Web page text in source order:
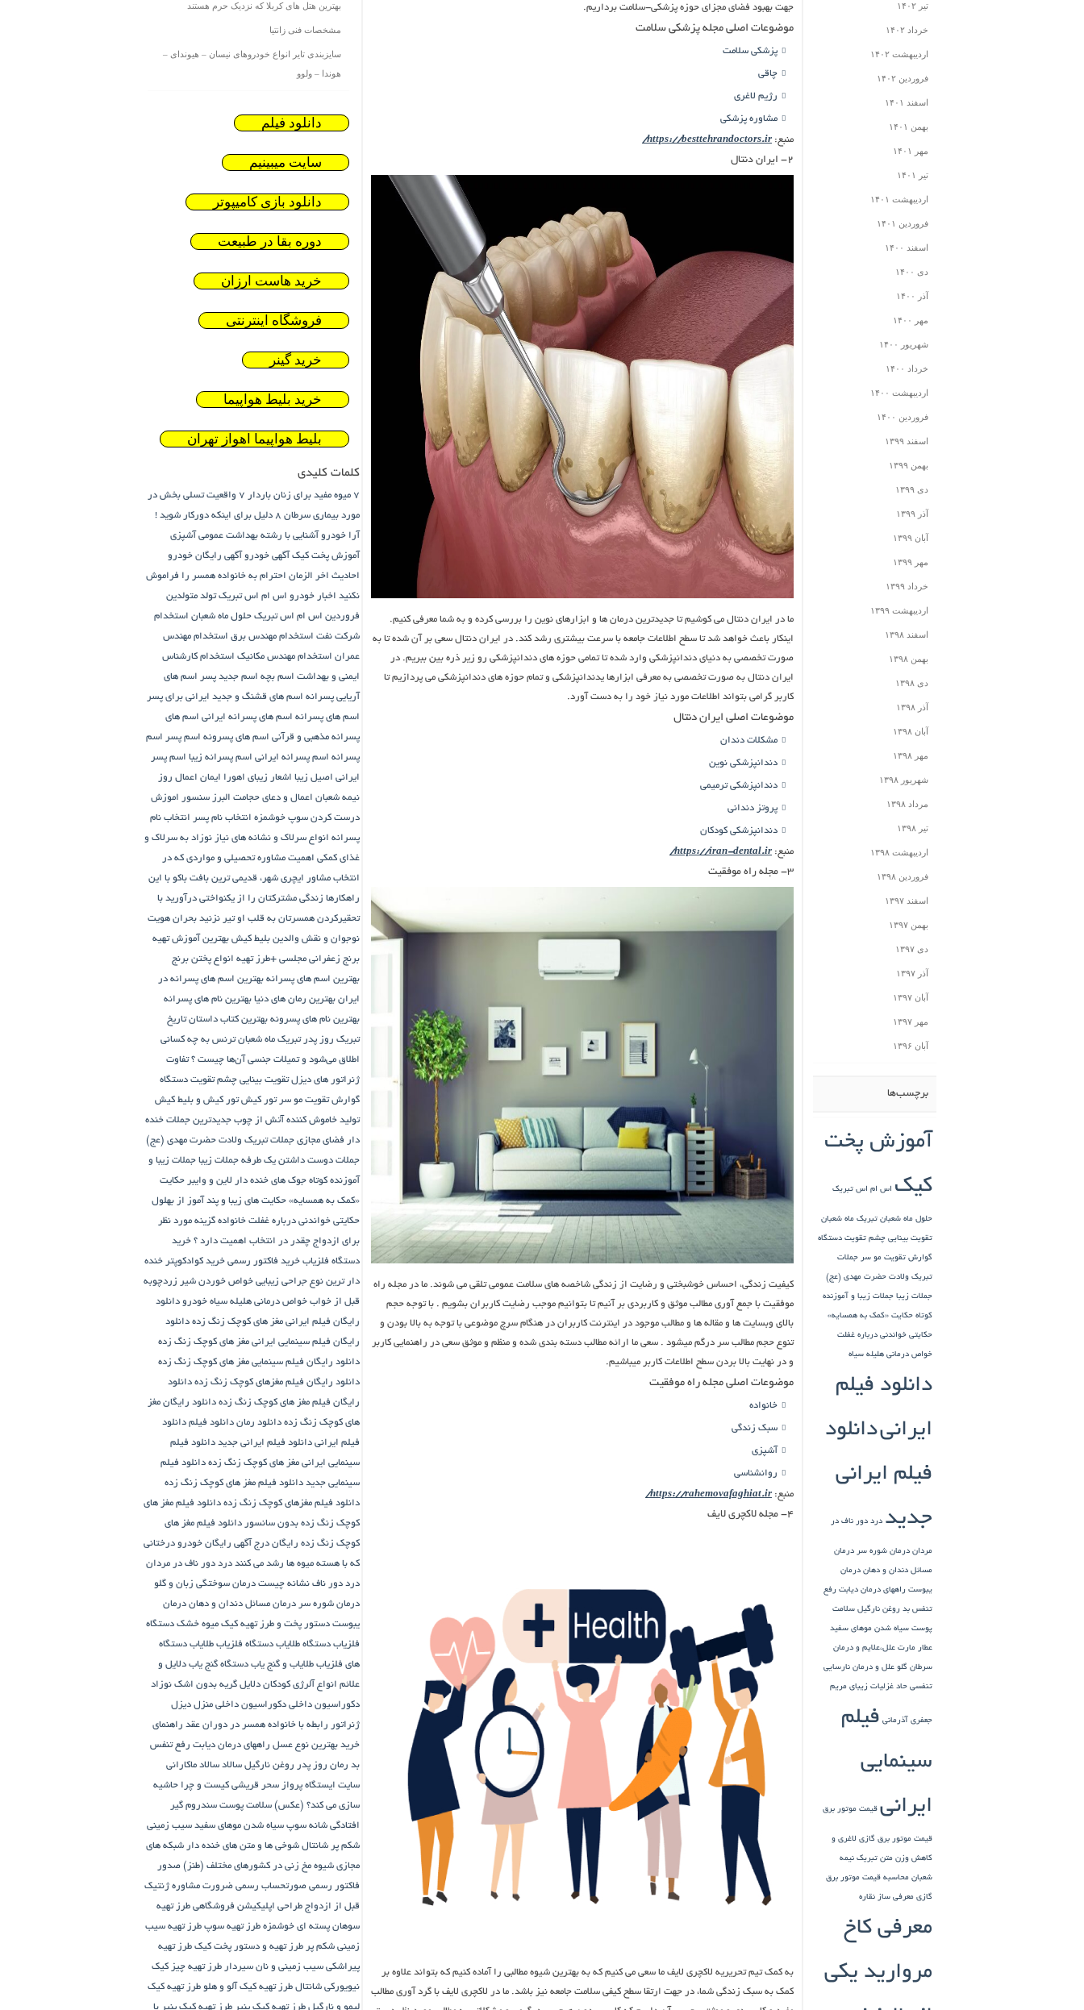
جهت بهبود فضای مجزای حوزه پزشکی-سلامت برداریم.
موضوعات اصلی مجله پزشکی سلامت
پزشکی سلامت
چاقی
رژیم لاغری
مشاوره پزشکی
منبع: https://besttehrandoctors.ir/
۲- ایران دنتال
ما در ایران دنتال می کوشیم تا جدیدترین درمان ها و ابزارهای نوین را بررسی کرده و به شما معرفی کنیم.
اینکار باعث خواهد شد تا سطح اطلاعات جامعه با سرعت بیشتری رشد کند. در ایران دنتال سعی بر آن شده تا به
صورت تخصصی به دنیای دندانپزشکی وارد شده تا تمامی حوزه های دندانپزشکی رو زیر ذره بین ببریم. در
ایران دنتال به صورت تخصصی به معرفی ابزارها یدندانپزشکی و تمام حوزه های دندانپزشکی می پردازیم تا
کاربر گرامی بتواند اطلاعات مورد نیاز خود را به دست آورد.
موضوعات اصلی ایران دنتال
مشکلات دندان
دندانپزشکی نوین
دندانپزشکی ترمیمی
پروتز دندانی
دندانپزشکی کودکان
منبع: https://iran-dental.ir/
۳- مجله راه موفقیت
کیفیت زندگی، احساس خوشبختی و رضایت از زندگی شاخص­ه های سلامت عمومی تلقی می­ شوند. ما در مجله راه
موفقیت با جمع آوری مطالب موثق و کاربردی بر آنیم تا بتوانیم موجب رضایت کاربران بشویم . با توجه حجم
بالای وبسایت ها و مقاله ها و مطالب موجود در اینترنت کاربران در هنگام سرچ موضوعی با توجه به بالا بودن و
تنوع حجم مطالب سر درگم میشود . سعی ما ارائه مطالب دسته بندی شده و منظم و موثق سعی در راهنمایی کاربر
و در نهایت بالا بردن سطح اطلاعات کاربر میباشیم.
موضوعات اصلی مجله راه موفقیت
خانواده
سبک زندگی
آشپزی
روانشناسی
منبع: https://rahemovafaghiat.ir/
۴- مجله لاکچری لایف
به کمک تیم تحریریه لاکچری لایف ما سعی می کنیم که به بهترین شیوه مطالبی را آماده کنیم که بتواند علاوه بر
کمک به سبک زندگی شما، در جهت ارتقا سطح کیفی سلامت جامعه نیز باشد. ما در لاکچری لایف با گرد آوری مطالب
تیر ۱۴۰۲
خرداد ۱۴۰۲
اردیبهشت ۱۴۰۲
فروردین ۱۴۰۲
اسفند ۱۴۰۱
بهمن ۱۴۰۱
مهر ۱۴۰۱
تیر ۱۴۰۱
اردیبهشت ۱۴۰۱
فروردین ۱۴۰۱
اسفند ۱۴۰۰
دی ۱۴۰۰
آذر ۱۴۰۰
مهر ۱۴۰۰
شهریور ۱۴۰۰
خرداد ۱۴۰۰
اردیبهشت ۱۴۰۰
فروردین ۱۴۰۰
اسفند ۱۳۹۹
بهمن ۱۳۹۹
دی ۱۳۹۹
آذر ۱۳۹۹
آبان ۱۳۹۹
مهر ۱۳۹۹
خرداد ۱۳۹۹
اردیبهشت ۱۳۹۹
اسفند ۱۳۹۸
بهمن ۱۳۹۸
دی ۱۳۹۸
آذر ۱۳۹۸
آبان ۱۳۹۸
مهر ۱۳۹۸
شهریور ۱۳۹۸
مرداد ۱۳۹۸
تیر ۱۳۹۸
اردیبهشت ۱۳۹۸
فروردین ۱۳۹۸
اسفند ۱۳۹۷
بهمن ۱۳۹۷
دی ۱۳۹۷
آذر ۱۳۹۷
آبان ۱۳۹۷
مهر ۱۳۹۷
آبان ۱۳۹۶
برچسب‌ها
آموزش پخت
کیک اس ام اس تبریک
حلول ماه شعبان تبریک ماه شعبان
تقویت بینایی چشم تقویت دستگاه
گوارش تقویت مو سر جملات
تبریک ولادت حضرت مهدی (عج)
جملات زیبا جملات زیبا و آموزنده
کوتاه حکایت «کمک به همسایه»
حکایتی خواندنی درباره غفلت
خواص درمانی هلیله سیاه
دانلود فیلم
ایرانیدانلود
فیلم ایرانی
جدید درد دور ناف در
مردان درمان شوره سر درمان
مسائل دندان و دهان درمان
یبوست راههای درمان دیابت رفع
تنفس بد روغن نارگیل سلامت
پوست سیاه شدن موهای سفید
عطار مارت علل،علایم و درمان
سرطان گلو علل و درمان نارسایی
تنفسی حاد غزلیات زیبای مریم
جعفری آذرمانی فیلم
سینمایی
ایرانی قیمت موتور برق
قیمت موتور برق گازی لاغری و
کاهش وزن متن تبریک نیمه
شعبان محاسبه قیمت موتور برق
گازی معرفی ساز نقاره
معرفی کاخ
مروارید یکی
بهترین هتل های کربلا که نزدیک حرم هستند
مشخصات فنی زانتیا
سایزبندی تایر انواع خودروهای نیسان – هیوندای –
هوندا – ولوو
دانلود فیلم
سایت میبینیم
دانلود بازی کامیپوتر
دوره بقا در طبیعت
خرید هاست ارزان
فروشگاه اینترنتی
خرید گینر
خرید بلیط هواپیما
بلیط هواپیما اهواز تهران
کلمات کلیدی
7 میوه مفید برای زنان باردار
7 واقعیت تسلی بخش در
مورد بیماری سرطان 8 دلیل برای اینکه دورکار شوید !
آرا خودرو آشنایی با رشته بهداشت عمومی آشپزی
آموزش پخت کیک آگهی خودرو آگهی رایگان خودرو
احادیث اخر الزمان احترام به خانواده همسر را فراموش
نکنید اخبار خودرو اس ام اس تبریک تولد متولدین
فروردین اس ام اس تبریک حلول ماه شعبان استخدام
شرکت نفت استخدام مهندس برق استخدام مهندس
عمران استخدام مهندس مکانیک استخدام کارشناس
ایمنی و بهداشت اسم بچه اسم جدید پسر اسم های
آریایی پسرانه اسم های قشنگ و جدید ایرانی برای پسر
اسم های پسرانه اسم های پسرانه ایرانی اسم های
پسرانه مذهبی و قرآنی اسم های پسرونه اسم پسر اسم
پسرانه اسم پسرانه ایرانی اسم پسرانه زیبا اسم پسر
ایرانی اصیل زیبا اشعار زیبای اهورا ایمان اعمال روز
نیمه شعبان اعمال و دعای حجامت البرز سنسور اموزش
درست کردن سوپ خوشمزه انتخاب نام پسر انتخاب نام
پسرانه انواع سرلاک و نشانه های نیاز نوزاد به سرلاک و
غذای کمکی اهمیت مشاوره تحصیلی و مواردی که در
انتخاب مشاور ایچری شهر، قدیمی ترین بافت باکو با این
راهکارها زندگی مشترکتان را از یکنواختی درآورید با
تحقیرکردن همسرتان به قلب او تیر نزنید بحران هویت
نوجوان و نقش والدین بلیط کیش بهترین آموزش تهیه
برنج زعفرانی مجلسی +طرز تهیه انواع پختن برنج
بهترین اسم های پسرانه بهترین اسم های پسرانه در
ایران بهترین رمان های دنیا بهترین نام های پسرانه
بهترین نام های پسرونه بهترین کتاب داستان تاریخ
تبریک روز پدر تبریک ماه شعبان ترنس به چه کسانی
اطلاق می‌شود و تمیلات جنسی آن‌ها چیست ؟ تفاوت
ژنراتور های دیزل تقویت بینایی چشم تقویت دستگاه
گوارش تقویت مو سر تور کیش تور کیش و بلیط کیش
تولید خاموش کننده آتش از چوب جدیدترین جملات خنده
دار فضای مجازی جملات تبریک ولادت حضرت مهدی (عج)
جملات دوست داشتن یک طرفه جملات زیبا جملات زیبا و
آموزنده کوتاه جوک های خنده دار لاین و وایبر حکایت
«کمک به همسایه» حکایت های زیبا و پند آموز از بهلول
حکایتی خواندنی درباره غفلت خانواده گزینه مورد نظر
برای ازدواج چقدر در انتخاب اهمیت دارد ؟ خرید
دستگاه فلزیاب خرید فاکتور رسمی خرید کوادکوپتر خنده
دار ترین نوع جراحی زیبایی خواص خوردن شیر زردچوبه
قبل از خواب خواص درمانی هلیله سیاه خودرو دانلود
رایگان فیلم ایرانی مغز های کوچک زنگ زده دانلود
رایگان فیلم سینمایی ایرانی مغز های کوچک زنگ زده
دانلود رایگان فیلم سینمایی مغز های کوچک زنگ زده
دانلود رایگان فیلم مغزهای کوچک زنگ زده دانلود
رایگان فیلم مغز های کوچک زنگ زده دانلود رایگان مغز
های کوچک زنگ زده دانلود رمان دانلود فیلم دانلود
فیلم ایرانی دانلود فیلم ایرانی جدید دانلود فیلم
سینمایی ایرانی مغز های کوچک زنگ زده دانلود فیلم
سینمایی جدید دانلود فیلم مغز های کوچک زنگ زده
دانلود فیلم مغزهای کوچک زنگ زده دانلود فیلم مغز های
کوچک زنگ زده بدون سانسور دانلود فیلم مغز های
کوچک زنگ زده رایگان درج آگهی رایگان خودرو درختانی
که با هسته میوه ها رشد می کنند درد دور ناف در مردان
درد دور ناف نشانه چیست درمان سوختگی زبان و گلو
درمان شوره سر درمان مسائل دندان و دهان درمان
یبوست دستور پخت و طرز تهیه کیک میوه خشک دستگاه
فلزیاب دستگاه‌ طلایاب دستگاه‌ فلزیاب طلایاب دستگاه‌
های فلزیاب طلایاب و گنج‌ یاب دستگاه‌ گنج‌ یاب دلایل و
علائم انواع آلرژی کودکان دلایل گریه بدون اشک نوزاد
دکوراسیون داخلی دکوراسیون داخلی منزل دیزل
ژنراتور رابطه با خانواده همسر در دوران عقد راهنمای
خرید بهترین نوع عسل راههای درمان دیابت رفع تنفس
بد رمان روز پدر روغن نارگیل سالاد سالاد ماکارانی
سایت ایستگاه پرواز سحر قریشی کیست و چرا حاشیه
سازی می کند؟ (عکس) سلامت پوست سندروم گیر
افتادگی شانه سوپ سیاه شدن موهای سفید سیب زمینی
شکم پر شانتال شوخی ها و متن های خنده دار شبکه های
مجازی شیوه مخ زنی در کشورهای مختلف (طنز) صدور
فاکتور رسمی صورتحساب رسمی ضرورت مشاوره ژنتیک
قبل از ازدواج طراحی اپلیکیشن فروشگاهی طرز تهیه
سوهان پسته ای خوشمزه طرز تهیه سوپ طرز تهیه سیب
زمینی شکم پر طرز تهیه و دستور پخت کیک طرز تهیه
پیراشكی سيب زمينی و نان سیردار طرز تهیه چیز کیک
نیویورکی شانتال طرز تهیه کیک آلو و هلو طرز تهیه کیک
لیمو و نارگیل طرز تهیه کیک پنیر طرز تهیه کیک پنیر با